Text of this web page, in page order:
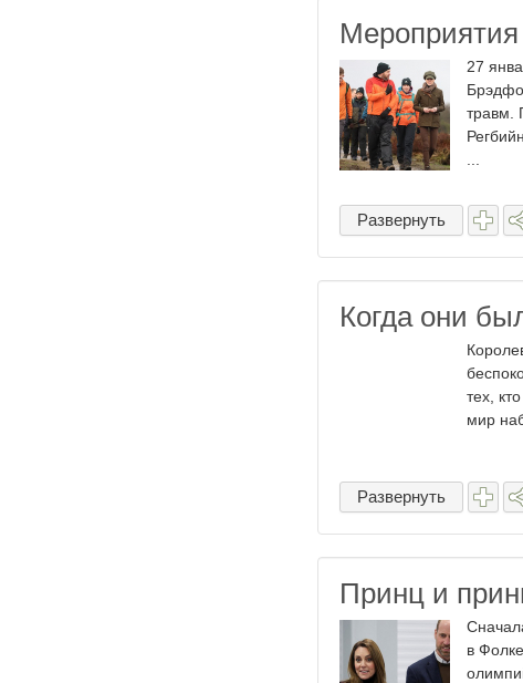
27
травм.
Развернуть
Когда они
тех,
мир
Развернуть
Принц и
в